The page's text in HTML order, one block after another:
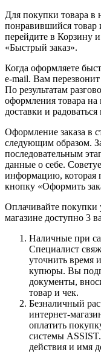
Для покупки товара в
понравившийся товар
перейдите в Корзину
«Быстрый заказ».
Когда оформляете
e-mail. Вам
По результатам
оформления товара на
доставки и
Оформление заказа в
следующим образом.
последовательным
данные о себе.
информацию, которая
кнопку «Оформить
Оплачивайте
магазине доступно 3
Наличные при
Специалист
уточнить время
купюры. Вы
документы,
товар и чек.
Безналичный
интернет-
оплатить
системы
действия и имя